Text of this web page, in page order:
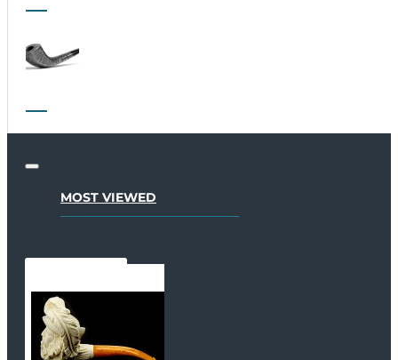
MOST VIEWED